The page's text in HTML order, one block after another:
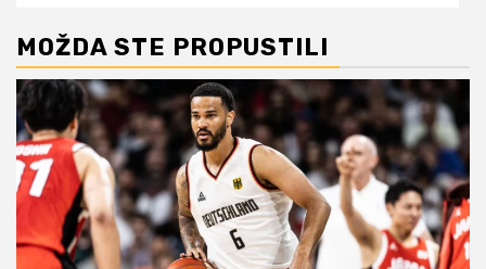
MOŽDA STE PROPUSTILI